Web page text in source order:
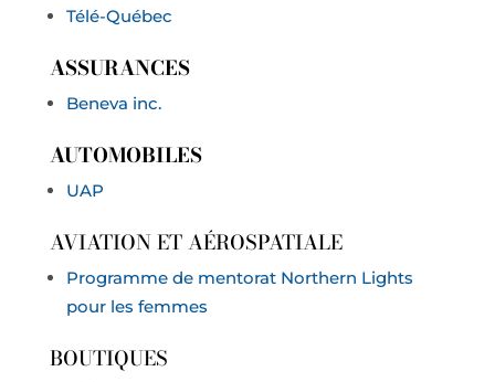
Télé-Québec
ASSURANCES
Beneva inc.
AUTOMOBILES
UAP
AVIATION ET AÉROSPATIALE
Programme de mentorat Northern Lights
pour les femmes
BOUTIQUES